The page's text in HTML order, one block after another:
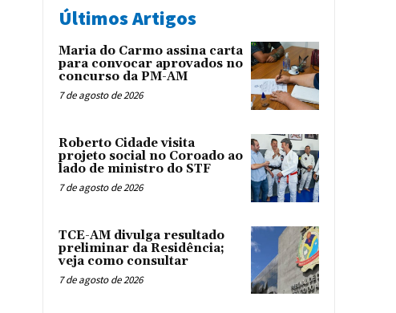
Últimos Artigos
Maria do Carmo assina carta
para convocar aprovados no
concurso da PM-AM
7 de agosto de 2026
Roberto Cidade visita
projeto social no Coroado ao
lado de ministro do STF
7 de agosto de 2026
TCE-AM divulga resultado
preliminar da Residência;
veja como consultar
7 de agosto de 2026